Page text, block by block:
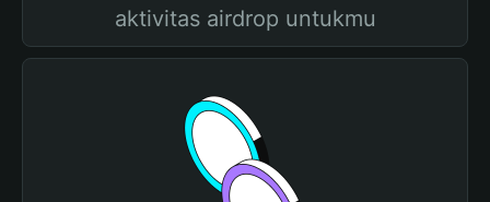
aktivitas airdrop untukmu